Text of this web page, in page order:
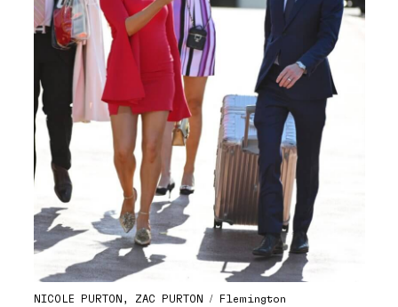
NICOLE PURTON, ZAC PURTON / Flemington